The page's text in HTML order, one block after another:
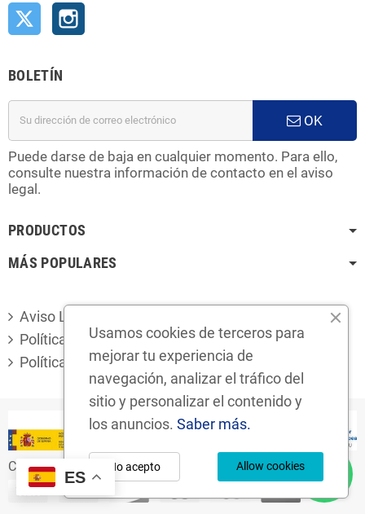
ES
Twitter
BOLETÍN
OK
Puede darse de baja en cualquier momento. Para ello,
consulte nuestra información de contacto en el aviso
legal.
PRODUCTOS
MÁS POPULARES
Aviso Legal
Política de privacidad
Política de cookies
Copyright © 2024 Desguaces Foro S.L.
Usamos cookies de terceros para
mejorar tu experiencia de
navegación, analizar el tráfico del
sitio y personalizar el contenido y
los anuncios. Saber más.
Allow cookies
No acepto